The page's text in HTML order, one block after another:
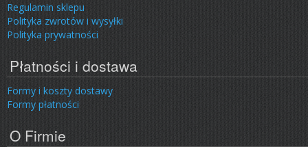
Regulamin sklepu
Polityka zwrotów i wysyłki
Polityka prywatności
Płatności i dostawa
Formy i koszty dostawy
Formy płatności
O Firmie